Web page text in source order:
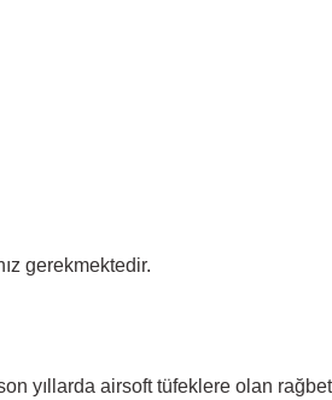
gerekmektedir.
yıllarda airsoft tüfeklere olan